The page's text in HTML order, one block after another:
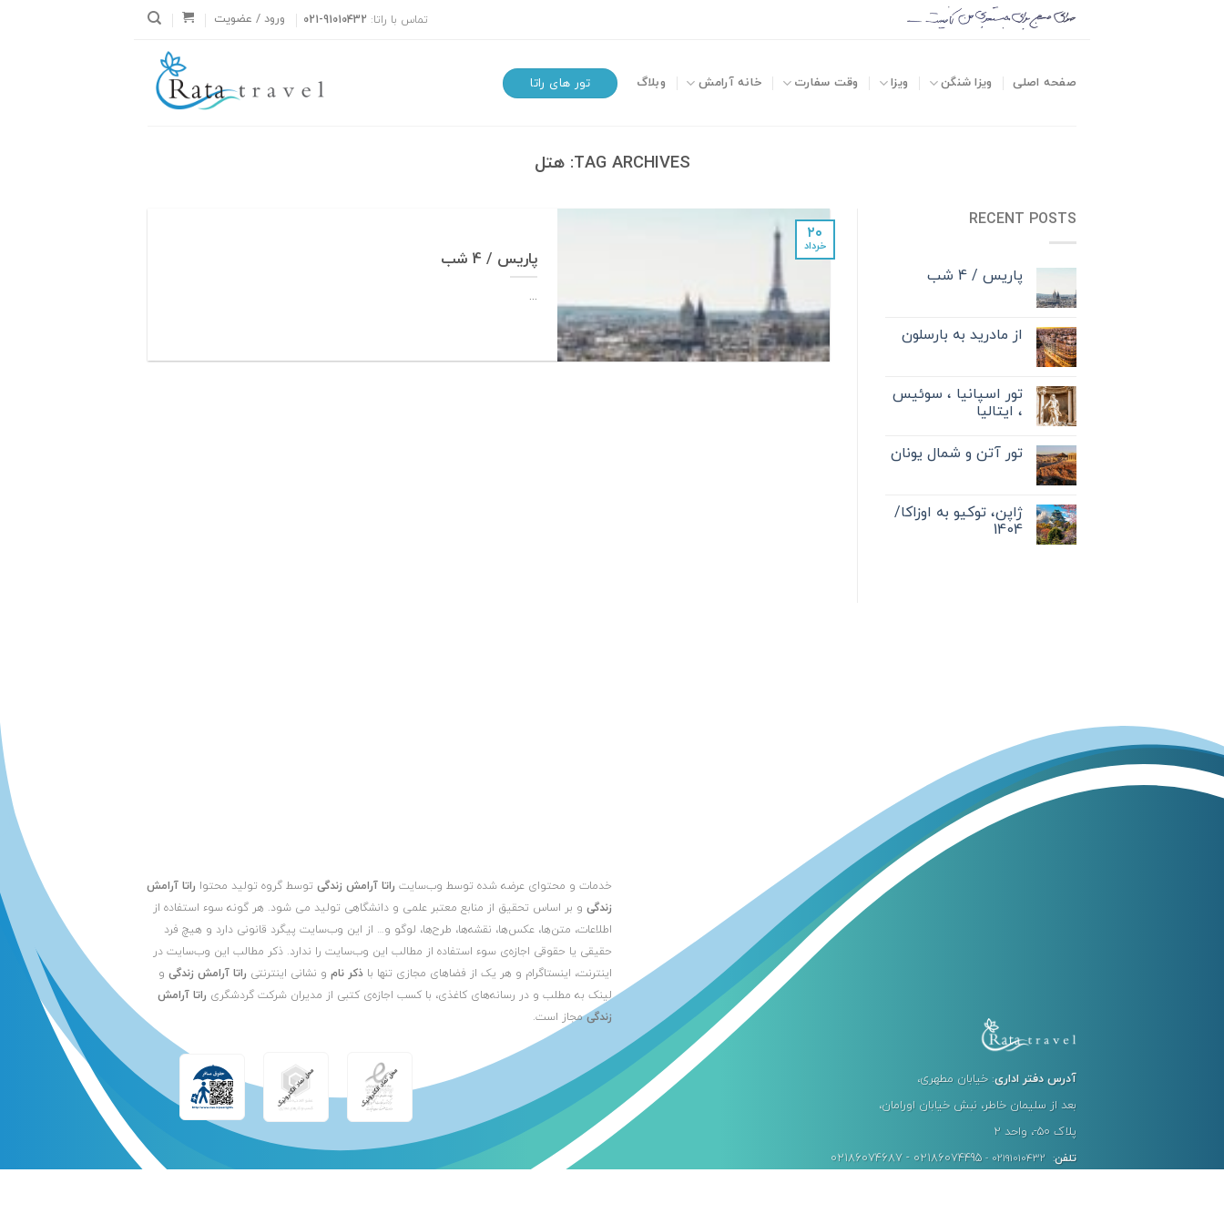
تماس با راتا: 021-91010432 ورود / عضویت
صفحه اصلی ویزا شنگن ویزا وقت سفارت خانه آرامش وبلاگ تور های راتا
TAG ARCHIVES: هتل
RECENT POSTS
پاریس / 4 شب
از مادرید به بارسلون
تور اسپانیا ، سوئیس
، ایتالیا
تور آتن و شمال یونان
ژاپن، توکیو به اوزاکا/
1404
پاریس / 4 شب
...
۲۰
خرداد
آدرس دفتر اداری: خیابان مطهری،
بعد از سلیمان خاطر، نبش خیابان اورامان،
پلاک ۵۰-، واحد ۲
تلفن: 02191010432 -
02186074687 - 02186074495
خدمات و محتوای عرضه شده توسط وب‌سایت راتا آرامش زندگی توسط گروه تولید محتوا راتا آرامش
زندگی و بر اساس تحقیق از منابع معتبر علمی و دانشگاهی تولید می شود. هر گونه سوء استفاده از
اطلاعات، متن‌ها، عکس‌ها، نقشه‌ها، طرح‌ها، لوگو و… از این وب‌سایت پیگرد قانونی دارد و هیچ فرد
حقیقی یا حقوقی اجازه‌ی سوء استفاده از مطالب این وب‌سایت را ندارد. ذکر مطالب این وب‌سایت در
اینترنت، اینستاگرام و هر یک از فضاهای مجازی تنها با ذکر نام و نشانی اینترنتی راتا آرامش زندگی و
لینک به مطلب و در رسانه‌های کاغذی، با کسب اجازه‌ی کتبی از مدیران شرکت گردشگری راتا آرامش
زندگیمجاز است.